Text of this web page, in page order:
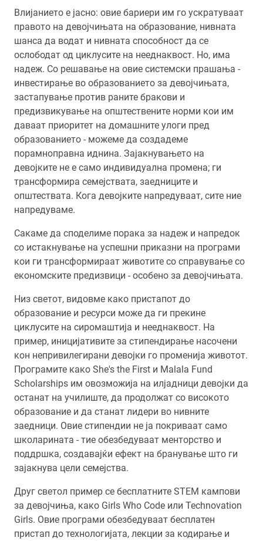
Влијанието е јасно: овие бариери им го ускратуваат
правото на девојчињата на образование, нивната
шанса да водат и нивната способност да се
ослободат од циклусите на нееднаквост. Но, има
надеж. Со решавање на овие системски прашања -
инвестирање во образованието за девојчињата,
застапување против раните бракови и
предизвикување на општествените норми кои им
даваат приоритет на домашните улоги пред
образованието - можеме да создадеме
порамноправна иднина. Зајакнувањето на
девојките не е само индивидуална промена; ги
трансформира семејствата, заедниците и
општествата. Кога девојките напредуваат, сите ние
напредуваме.
Сакамe да споделиме порака за надеж и напредок
со истакнување на успешни приказни на програми
кои ги трансформираат животите со справување со
економските предизвици - особено за девојчињата.
Низ светот, видовме како пристапот до
образование и ресурси може да ги прекине
циклусите на сиромаштија и нееднаквост. На
пример, иницијативите за стипендирање насочени
кон непривилегирани девојки го променија животот.
Програмите како She's the First и Malala Fund
Scholarships им овозможија на илјадници девојки да
останат на училиште, да продолжат со високото
образование и да станат лидери во нивните
заедници. Овие стипендии не ја покриваат само
школарината - тие обезбедуваат менторство и
поддршка, создавајќи ефект на бранување што ги
зајакнува цели семејства.
Друг светол пример се бесплатните STEM кампови
за девојчиња, како Girls Who Code или Technovation
Girls. Овие програми обезбедуваат бесплатен
пристап до технологијата, лекции за кодирање и